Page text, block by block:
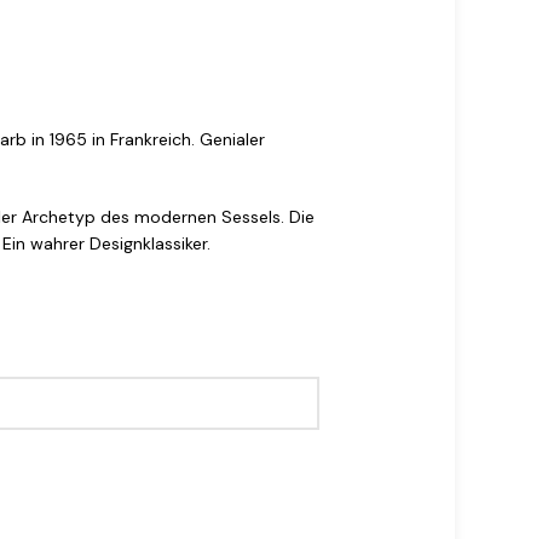
in 1965 in Frankreich. Genialer
Archetyp des modernen Sessels. Die
wahrer Designklassiker.